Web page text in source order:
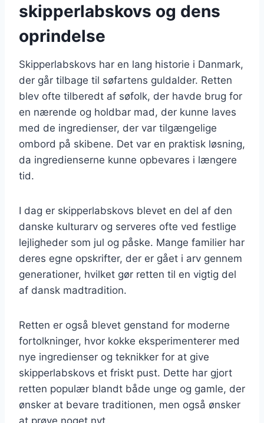
skipperlabskovs og dens
oprindelse
Skipperlabskovs har en lang historie i Danmark,
der går tilbage til søfartens guldalder. Retten
blev ofte tilberedt af søfolk, der havde brug for
en nærende og holdbar mad, der kunne laves
med de ingredienser, der var tilgængelige
ombord på skibene. Det var en praktisk løsning,
da ingredienserne kunne opbevares i længere
tid.
I dag er skipperlabskovs blevet en del af den
danske kulturarv og serveres ofte ved festlige
lejligheder som jul og påske. Mange familier har
deres egne opskrifter, der er gået i arv gennem
generationer, hvilket gør retten til en vigtig del
af dansk madtradition.
Retten er også blevet genstand for moderne
fortolkninger, hvor kokke eksperimenterer med
nye ingredienser og teknikker for at give
skipperlabskovs et friskt pust. Dette har gjort
retten populær blandt både unge og gamle, der
ønsker at bevare traditionen, men også ønsker
at prøve noget nyt.